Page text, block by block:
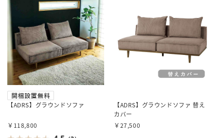
【ADRS】グラウンドソファ
￥118,800
【ADRS】グラウンドソファ 替え
カバー
￥27,500